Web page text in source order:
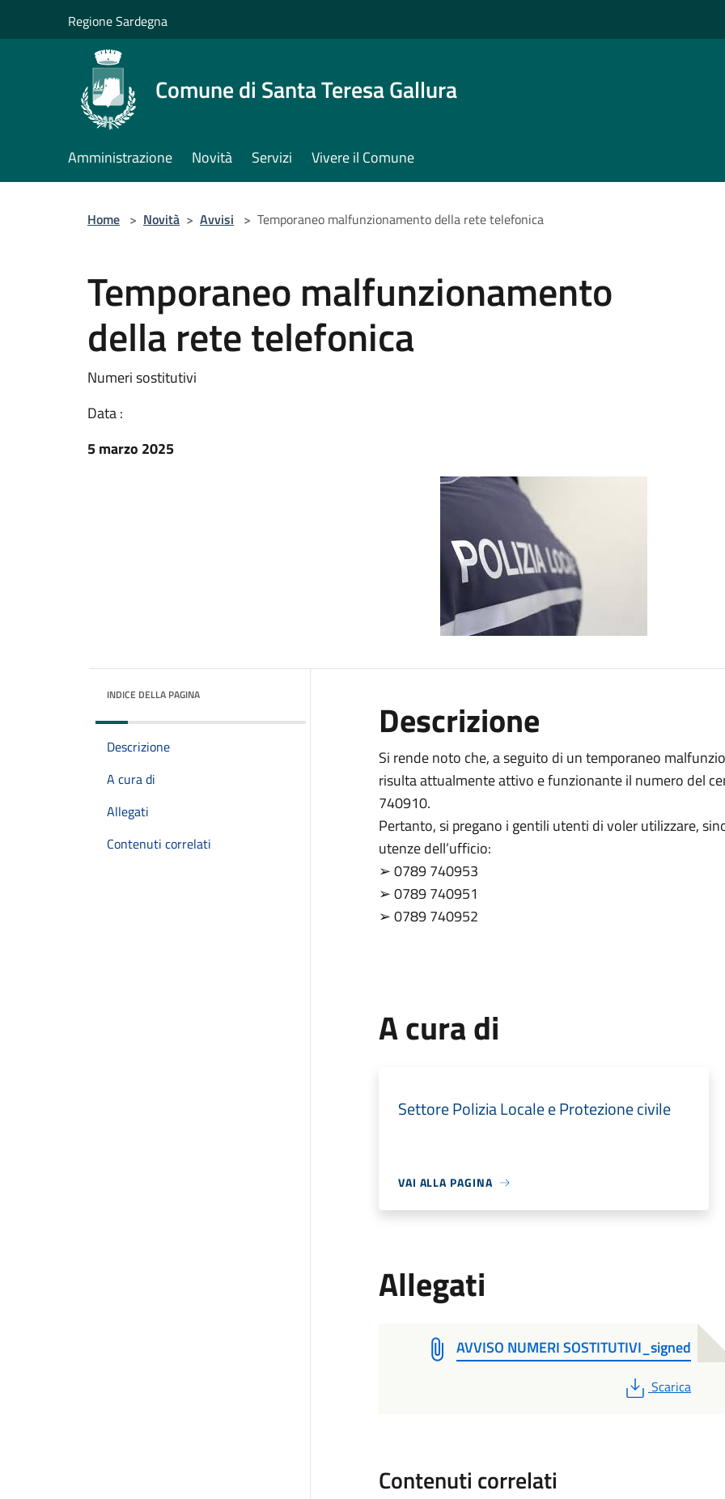
Regione Sardegna
Comune di Santa Teresa Gallura
Amministrazione Novità Servizi Vivere il Comune
Home > Novità > Avvisi > Temporaneo malfunzionamento della rete telefonica
Temporaneo malfunzionamento
della rete telefonica
Numeri sostitutivi
Data :
5 marzo 2025
INDICE DELLA PAGINA
Descrizione
A cura di
Allegati
Contenuti correlati
Descrizione
Si rende noto che, a seguito di un temporaneo
risulta attualmente attivo e funzionante il numero del
740910.
Pertanto, si pregano i gentili utenti di voler utilizzare,
utenze dell’ufficio:
➢ 0789 740953
➢ 0789 740951
➢ 0789 740952
A cura di
Settore Polizia Locale e Protezione civile
VAI ALLA PAGINA
Allegati
AVVISO NUMERI SOSTITUTIVI_signed
PDF
Scarica
Contenuti correlati